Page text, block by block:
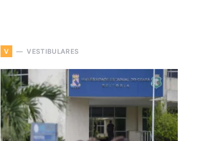
V VESTIBULARES